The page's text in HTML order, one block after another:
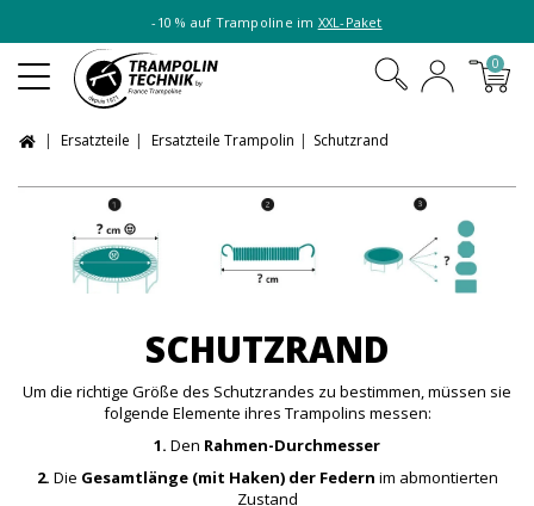
-10 % auf Trampoline im XXL-Paket
0
Ersatzteile Ersatzteile Trampolin Schutzrand
SCHUTZRAND
Um die richtige Größe des Schutzrandes zu bestimmen, müssen sie
folgende Elemente ihres Trampolins messen:
1. Den Rahmen-Durchmesser
2. Die Gesamtlänge (mit Haken) der Federn im abmontierten
Zustand